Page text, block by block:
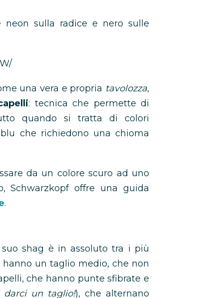
sulla radice e nero sulle
una vera e propria tavolozza,
: tecnica che permette di
quando si tratta di colori
che richiedono una chioma
da un colore scuro ad uno
Schwarzkopf offre una guida
.
shag è in assoluto tra i più
un taglio medio, che non
che hanno punte sfibrate e
un taglio!), che alternano